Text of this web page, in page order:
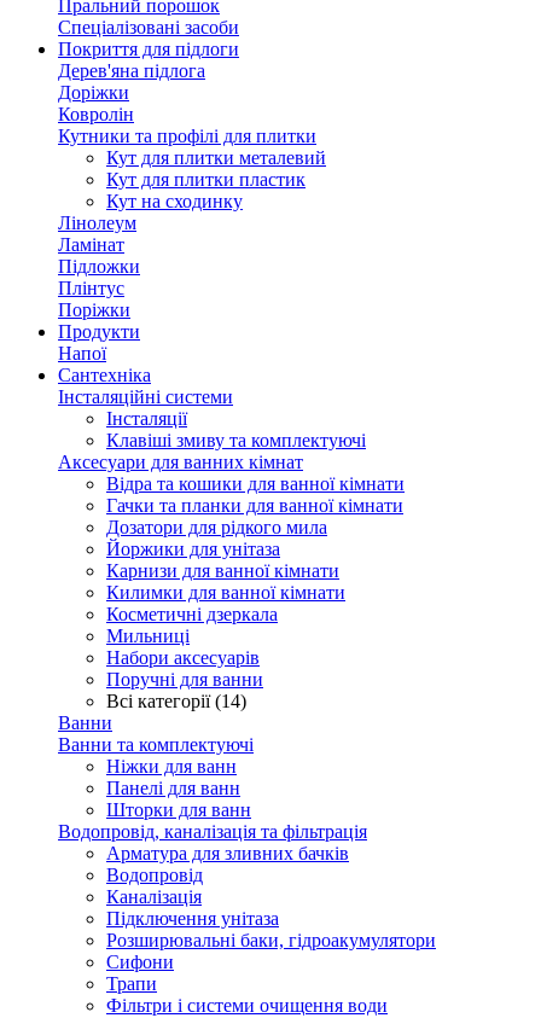
Пральний порошок
Спеціалізовані засоби
Покриття для підлоги
Дерев'яна підлога
Доріжки
Ковролін
Кутники та профілі для плитки
Кут для плитки металевий
Кут для плитки пластик
Кут на сходинку
Лінолеум
Ламінат
Підложки
Плінтус
Поріжки
Продукти
Напої
Сантехніка
Інсталяційні системи
Інсталяції
Клавіші змиву та комплектуючі
Аксесуари для ванних кімнат
Відра та кошики для ванної кімнати
Гачки та планки для ванної кімнати
Дозатори для рідкого мила
Йоржики для унітаза
Карнизи для ванної кімнати
Килимки для ванної кімнати
Косметичні дзеркала
Мильниці
Набори аксесуарів
Поручні для ванни
Всі категорії (14)
Ванни
Ванни та комплектуючі
Ніжки для ванн
Панелі для ванн
Шторки для ванн
Водопровід, каналізація та фільтрація
Арматура для зливних бачків
Водопровід
Каналізація
Підключення унітаза
Розширювальні баки, гідроакумулятори
Сифони
Трапи
Фільтри і системи очищення води